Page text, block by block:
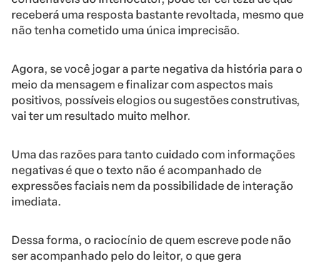
receberá uma resposta bastante revoltada, mesmo que
não tenha cometido uma única imprecisão.
Agora, se você jogar a parte negativa da história para o
meio da mensagem e finalizar com aspectos mais
positivos, possíveis elogios ou sugestões construtivas,
vai ter um resultado muito melhor.
Uma das razões para tanto cuidado com informações
negativas é que o texto não é acompanhado de
expressões faciais nem da possibilidade de interação
imediata.
Dessa forma, o raciocínio de quem escreve pode não
ser acompanhado pelo do leitor, o que gera